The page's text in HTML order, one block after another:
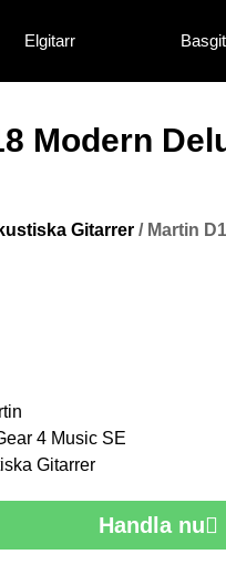
Elgitarr
Modern
Gitarrer / Martin
4 Music SE
Gitarrer
Handla nu